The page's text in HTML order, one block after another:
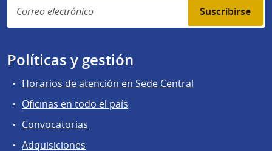
Suscribirse
Políticas y gestión
Horarios de atención en Sede Central
Oficinas en todo el país
Convocatorias
Adquisiciones